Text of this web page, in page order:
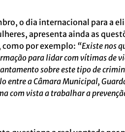
o dia internacional para a
apresenta ainda as
como por exemplo: “Existe nos
para lidar com vítimas de
sobre este tipo de
entre a Câmara Municipal,
com vista a trabalhar a